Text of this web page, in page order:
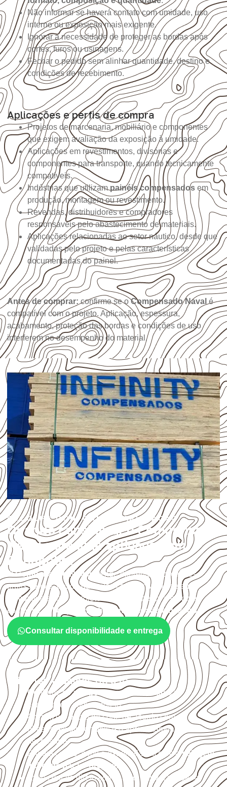
Não informar se haverá contato com umidade, uso
interno ou exposição mais exigente.
Ignorar a necessidade de proteger as bordas após
cortes, furos ou usinagens.
Fechar o pedido sem alinhar quantidade, destino e
condições de recebimento.
Aplicações e perfis de compra
Projetos de marcenaria, mobiliário e componentes
que exigem avaliação da exposição à umidade.
Aplicações em revestimentos, divisórias e
componentes para transporte, quando tecnicamente
compatíveis.
Indústrias que utilizampainéis compensados em
produção, montagem ou revestimento.
Revendas, distribuidores e compradores
responsáveis pelo abastecimento de materiais.
Aplicações relacionadas ao setor náutico, desde que
validadas pelo projeto e pelas características
documentadas do painel.
Antes de comprar: confirme se oCompensado Naval é
compatível com o projeto. Aplicação, espessura,
acabamento, proteção das bordas e condições de uso
interferem no desempenho do material.
ESCOLHA CONFORME A APLICAÇÃO
Quando considerar o Compensado
Naval para uma aplicação em
Penápolis?
OCompensado Navalatende diferentes aplicações
profissionais, desde que suas características sejam
compatíveis com o projeto. A Infinity orienta a compra
conformeaplicação, medida, quantidade e destino.
Consultar disponibilidade e entrega
Critérios técnicos de uso
Confirme se a espessura e o formatosão
compatíveis com o projeto.
Organize o plano de corte de acordo com as
dimensões disponíveis e o aproveitamento
necessário.
Proteja cortes, furos e extremidades com aselagem
indicada para o projeto.
Evite contato direto com o solo, chuva, umidade